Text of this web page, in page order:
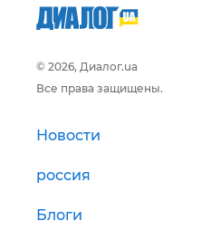
© 2026, Диалог.ua
Все права защищены.
Новости
россия
Блоги